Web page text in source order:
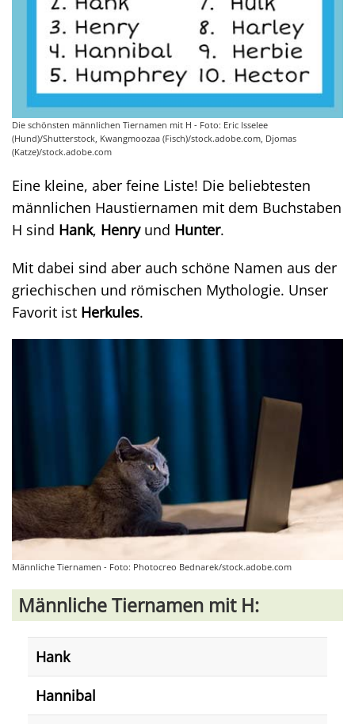
Die schönsten männlichen Tiernamen mit H - Foto: Eric Isselee
(Hund)/Shutterstock, Kwangmoozaa (Fisch)/stock.adobe.com, Djomas
(Katze)/stock.adobe.com
Eine kleine, aber feine Liste! Die beliebtesten
männlichen Haustiernamen mit dem Buchstaben
H sind Hank, Henryund Hunter.
Mit dabei sind aber auch schöne Namen aus der
griechischen und römischen Mythologie. Unser
Favorit ist Herkules.
Männliche Tiernamen - Foto: Photocreo Bednarek/stock.adobe.com
Männliche Tiernamen mit H:
Hank
Hannibal